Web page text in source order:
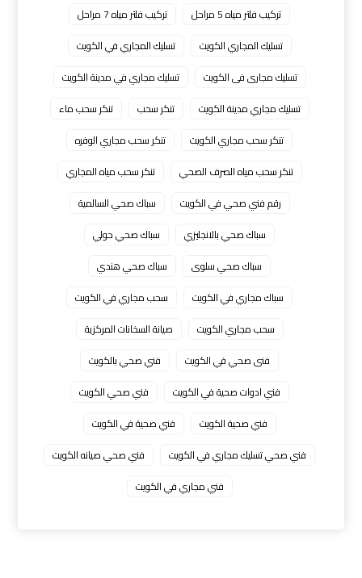
تركيب فلتر مياه 5 مراحل
تركيب فلتر مياه 7 مراحل
تسليك المجاري الكويت
تسليك المجاري في الكويت
تسليك مجارى فى الكويت
تسليك مجاري في مدينة الكويت
تسليك مجاري مدينة الكويت
تنكر سحب
تنكر سحب ماء
تنكر سحب مجاري الكويت
تنكر سحب مجاري الوفره
تنكر سحب مياه الصرف الصحي
تنكر سحب مياه المجاري
رقم فني صحي في الكويت
سباك صحي السالمية
سباك صحي بالانجليزي
سباك صحي حولي
سباك صحي سلوى
سباك صحي هندي
سباك مجاري في الكويت
سحب مجاري في الكويت
سحب مجاري الكويت
صيانة السخانات المركزية
فنى صحي في الكويت
فني صحي بالكويت
فني ادوات صحية في الكويت
فني صحي الكويت
فني صحية الكويت
فني صحية في الكويت
فني صحي تسليك مجاري في الكويت
فني صحي صيانه الكويت
فني مجاري في الكويت